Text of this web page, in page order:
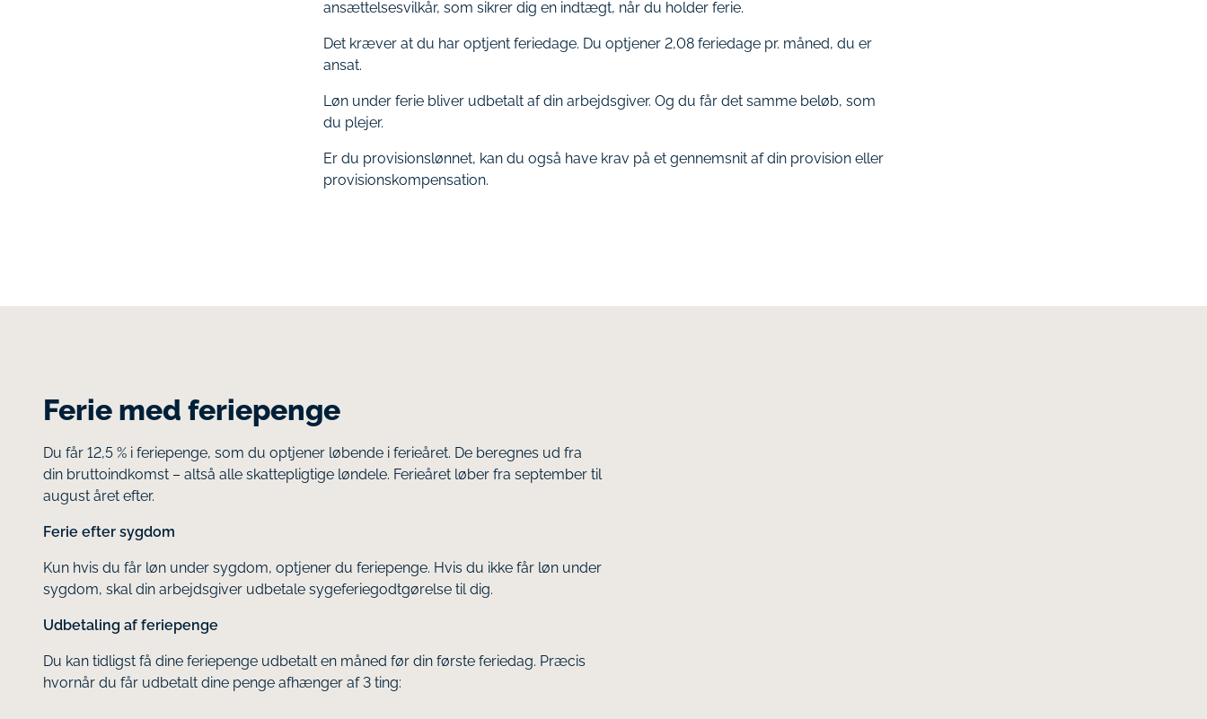
ansættelsesvilkår, som sikrer dig en indtægt, når du holder ferie.
Det kræver at du har optjent feriedage. Du optjener 2,08 feriedage pr. måned, du er
ansat.
Løn under ferie bliver udbetalt af din arbejdsgiver. Og du får det samme beløb, som
du plejer.
Er du provisionslønnet, kan du også have krav på et gennemsnit af din provision eller
provisionskompensation.
Ferie med feriepenge
Du får 12,5 % i feriepenge, som du optjener løbende i ferieåret. De beregnes ud fra
din bruttoindkomst – altså alle skattepligtige løndele. Ferieåret løber fra september til
august året efter.
Ferie efter sygdom
Kun hvis du får løn under sygdom, optjener du feriepenge. Hvis du ikke får løn under
sygdom, skal din arbejdsgiver udbetale sygeferiegodtgørelse til dig.
Udbetaling af feriepenge
Du kan tidligst få dine feriepenge udbetalt en måned før din første feriedag. Præcis
hvornår du får udbetalt dine penge afhænger af 3 ting: